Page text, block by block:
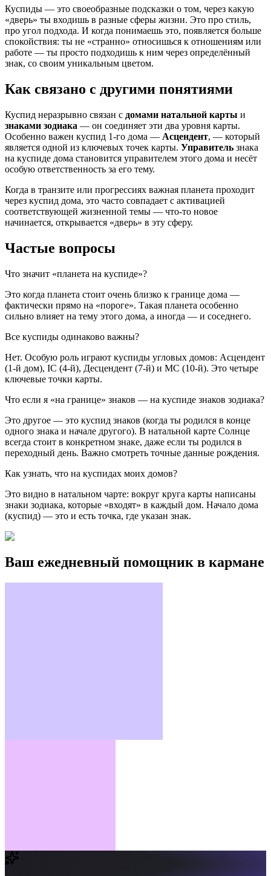
Куспиды — это своеобразные подсказки о том, через какую
«дверь» ты входишь в разные сферы жизни. Это про стиль,
про угол подхода. И когда понимаешь это, появляется больше
спокойствия: ты не «странно» относишься к отношениям или
работе — ты просто подходишь к ним через определённый
знак, со своим уникальным цветом.
Как связано с другими понятиями
Куспид неразрывно связан с домами натальной карты и
знаками зодиака — он соединяет эти два уровня карты.
Особенно важен куспид 1-го дома — Асцендент, — который
является одной из ключевых точек карты. Управитель знака
на куспиде дома становится управителем этого дома и несёт
особую ответственность за его тему.
Когда в транзите или прогрессиях важная планета проходит
через куспид дома, это часто совпадает с активацией
соответствующей жизненной темы — что-то новое
начинается, открывается «дверь» в эту сферу.
Частые вопросы
Что значит «планета на куспиде»?
Это когда планета стоит очень близко к границе дома —
фактически прямо на «пороге». Такая планета особенно
сильно влияет на тему этого дома, а иногда — и соседнего.
Все куспиды одинаково важны?
Нет. Особую роль играют куспиды угловых домов: Асцендент
(1-й дом), IC (4-й), Десцендент (7-й) и MC (10-й). Это четыре
ключевые точки карты.
Что если я «на границе» знаков — на куспиде знаков зодиака?
Это другое — это куспид знаков (когда ты родился в конце
одного знака и начале другого). В натальной карте Солнце
всегда стоит в конкретном знаке, даже если ты родился в
переходный день. Важно смотреть точные данные рождения.
Как узнать, что на куспидах моих домов?
Это видно в натальном чарте: вокруг круга карты написаны
знаки зодиака, которые «входят» в каждый дом. Начало дома
(куспид) — это и есть точка, где указан знак.
Ваш ежедневный помощник в кармане